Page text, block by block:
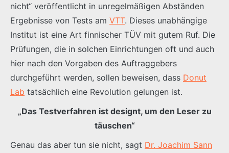
nicht“ veröffentlicht in unregelmäßigen Abständen
Ergebnisse von Tests am VTT. Dieses unabhängige
Institut ist eine Art finnischer TÜV mit gutem Ruf. Die
Prüfungen, die in solchen Einrichtungen oft und auch
hier nach den Vorgaben des Auftraggebers
durchgeführt werden, sollen beweisen, dass Donut
Lab tatsächlich eine Revolution gelungen ist.
„Das Testverfahren ist designt, um den Leser zu
täuschen“
Genau das aber tun sie nicht, sagt Dr. Joachim Sann